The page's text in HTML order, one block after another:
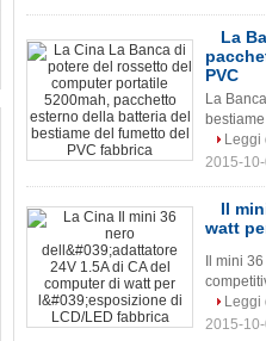
La
PVC
La
Leggi
2015-
Il
watt
Il mini
Leggi
2015-